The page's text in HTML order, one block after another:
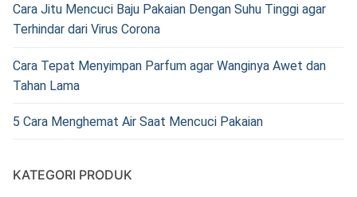
Cara Jitu Mencuci Baju Pakaian Dengan Suhu Tinggi agar
Terhindar dari Virus Corona
Cara Tepat Menyimpan Parfum agar Wanginya Awet dan
Tahan Lama
5 Cara Menghemat Air Saat Mencuci Pakaian
KATEGORI PRODUK